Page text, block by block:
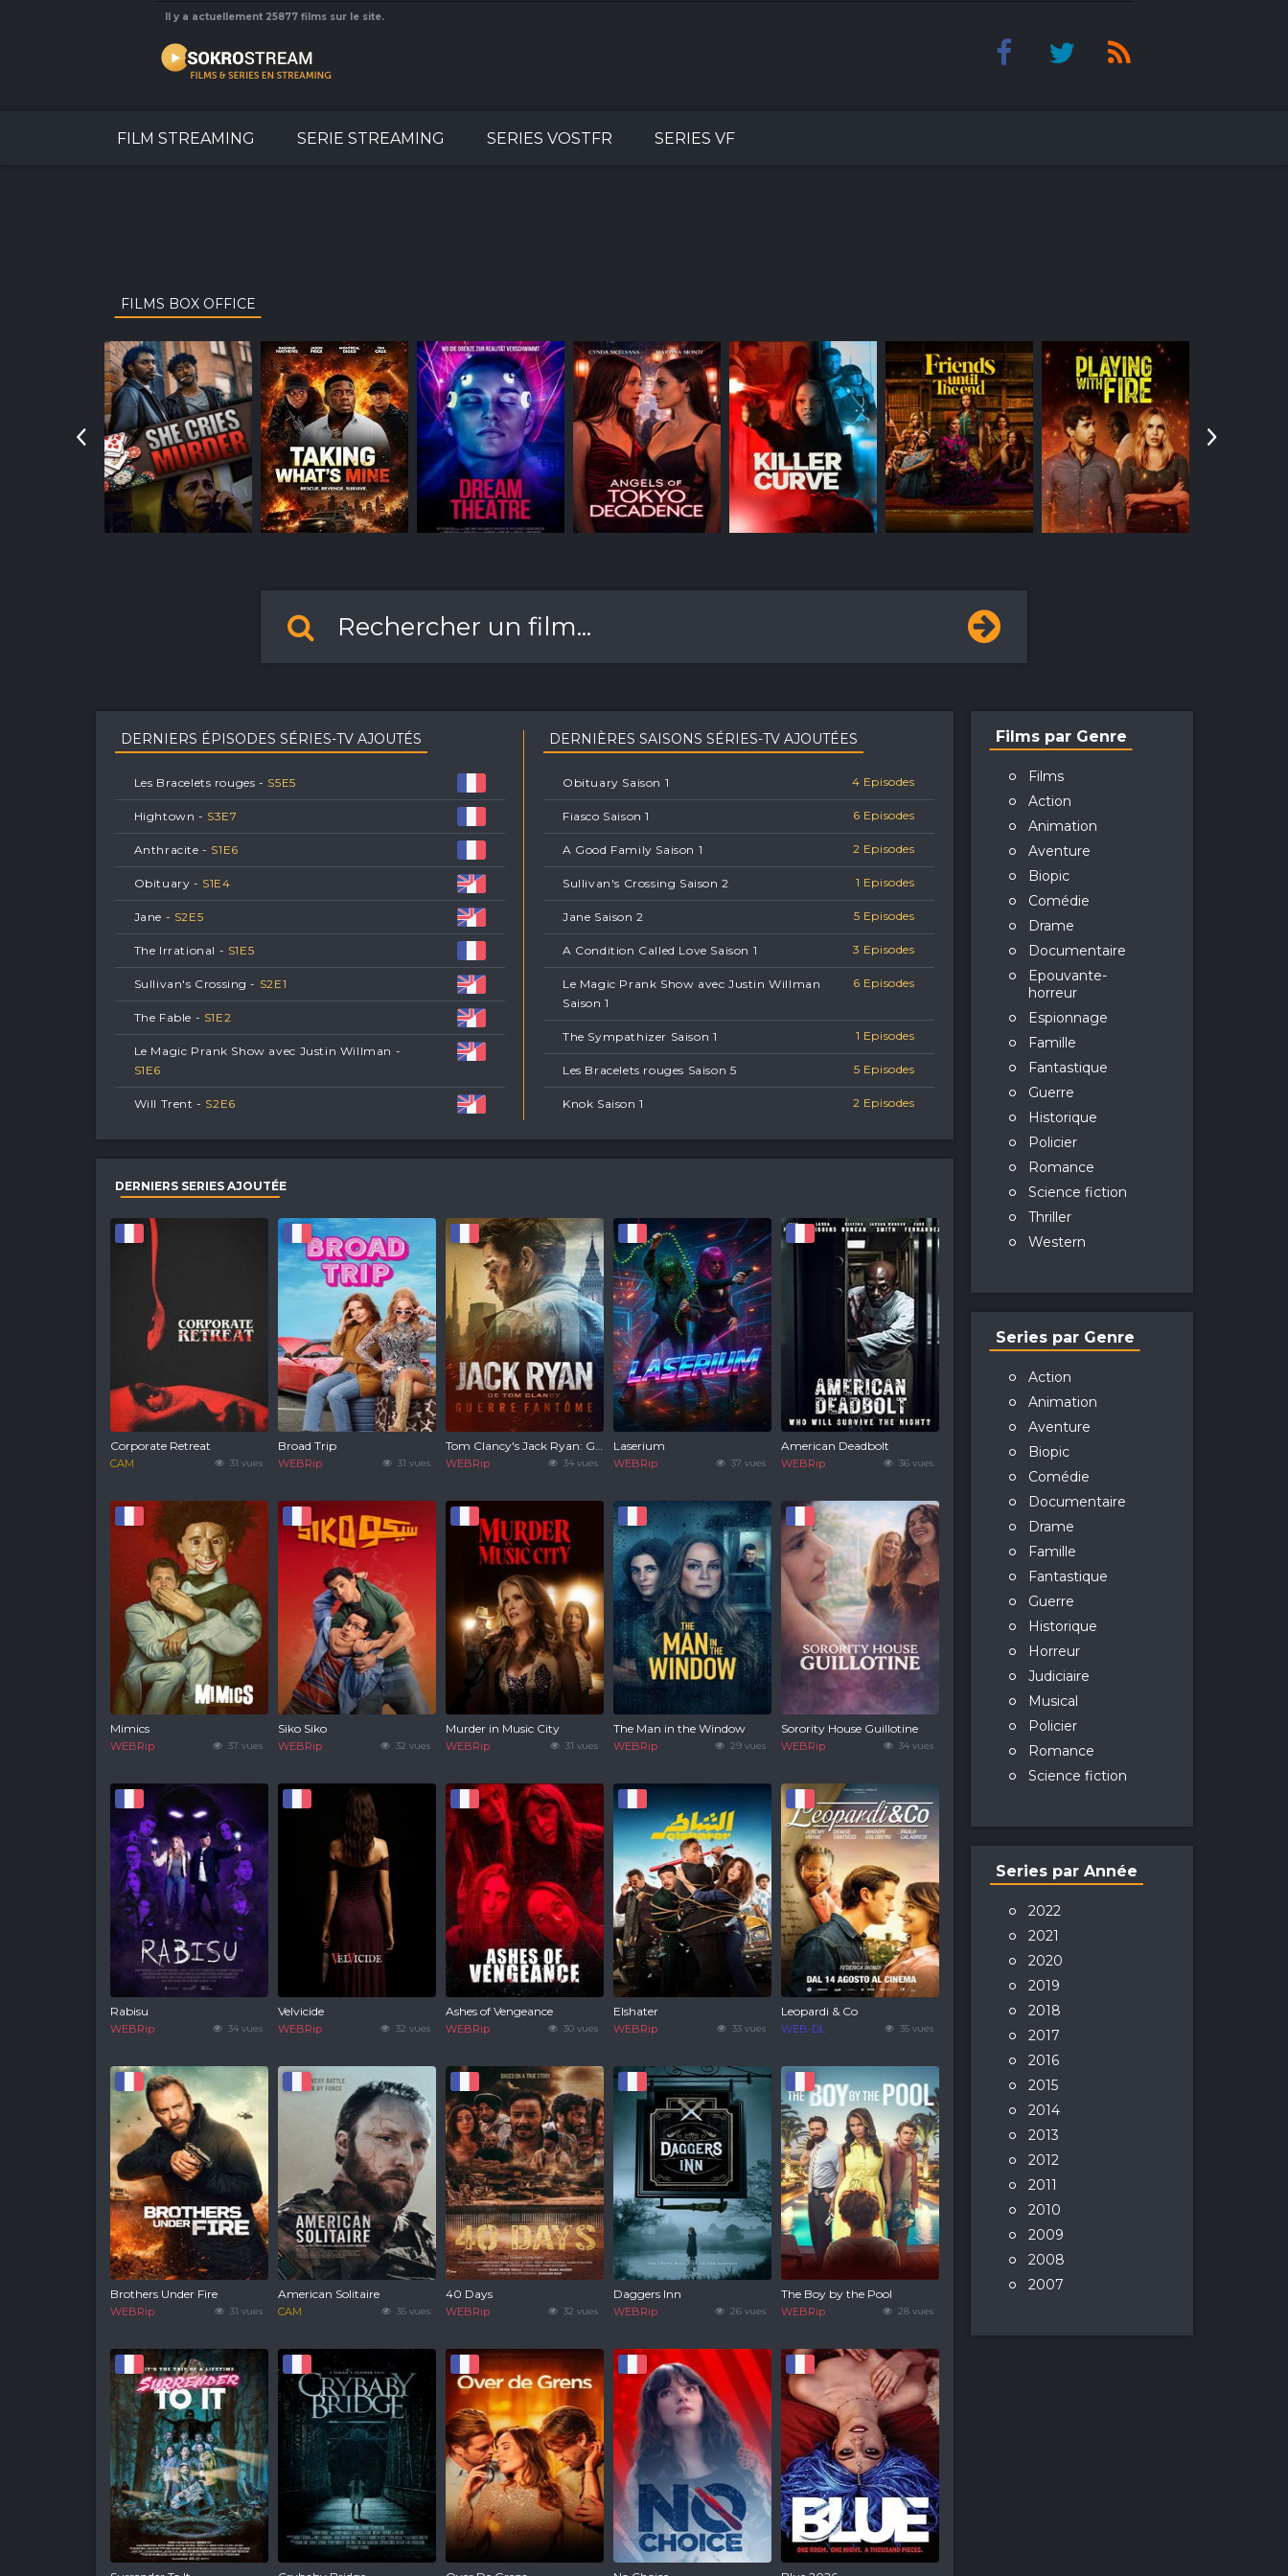
Il y a actuellement 25877 films sur le site.
FILM STREAMING SERIE STREAMING SERIES VOSTFR SERIES VF
FILMS BOX OFFICE
DERNIERS ÉPISODES SÉRIES-TV AJOUTÉS
Les Bracelets rouges - S5E5
Hightown - S3E7
Anthracite - S1 E6
Obituary - S1E4
Jane - S2E5
The Irrational - S1 E5
Sullivan's Crossing - S2E1
The Fable - S1 E2
Le Magic Prank Show avec Justin Willman -
S1 E6
Will Trent - S2E6
DERNIÈRES SAISONS SÉRIES-TV AJOUTÉES
Obituary Saison 1 4 Episodes
Fiasco Saison 1 6 Episodes
A Good Family Saison 1 2 Episodes
Sullivan's Crossing Saison 2 1 Episodes
Jane Saison 2 5 Episodes
A Condition Called Love Saison 1 3 Episodes
Le Magic Prank Show avec Justin Willman
Saison 1
6 Episodes
The Sympathizer Saison 1 1 Episodes
Les Bracelets rouges Saison 5 5 Episodes
Knok Saison 1 2 Episodes
DERNIERS SERIES AJOUTÉE
31 vues
Corporate Retreat
CAM 31 vues
Broad Trip
WEBRip 34 vues
Tom Clancy's Jack Ryan: Ghost War
WEBRip 37 vues
Laserium
WEBRip 36 vues
American Deadbolt
WEBRip
37 vues
Mimics
WEBRip 32 vues
Siko Siko
WEBRip 31 vues
Murder in Music City
WEBRip 29 vues
The Man in the Window
WEBRip 34 vues
Sorority House Guillotine
WEBRip
34 vues
Rabisu
WEBRip 32 vues
Velvicide
WEBRip 30 vues
Ashes of Vengeance
WEBRip 33 vues
Elshater
WEBRip 35 vues
Leopardi & Co
WEB-DL
31 vues
Brothers Under Fire
WEBRip 35 vues
American Solitaire
CAM 32 vues
40 Days
WEBRip 26 vues
Daggers Inn
WEBRip 28 vues
The Boy by the Pool
WEBRip
Films par Genre
Films
Action
Animation
Aventure
Biopic
Comédie
Drame
Documentaire
Epouvante-
horreur
Espionnage
Famille
Fantastique
Guerre
Historique
Policier
Romance
Science fiction
Thriller
Western
Series par Genre
Action
Animation
Aventure
Biopic
Comédie
Documentaire
Drame
Famille
Fantastique
Guerre
Historique
Horreur
Judiciaire
Musical
Policier
Romance
Science fiction
Series par Année
2022
2021
2020
2019
2018
2017
2016
2015
2014
2013
2012
2011
2010
2009
2008
2007